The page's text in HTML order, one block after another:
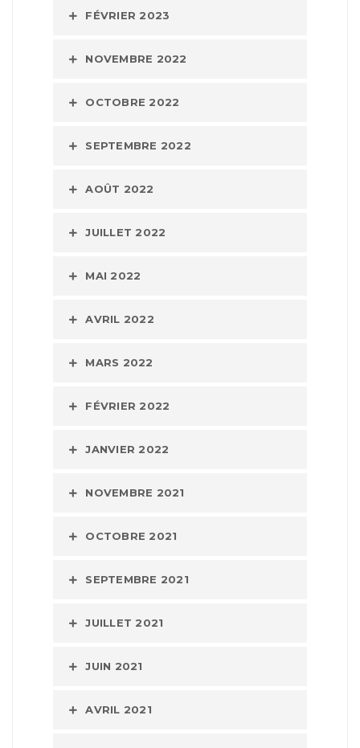
FÉVRIER 2023
NOVEMBRE 2022
OCTOBRE 2022
SEPTEMBRE 2022
AOÛT 2022
JUILLET 2022
MAI 2022
AVRIL 2022
MARS 2022
FÉVRIER 2022
JANVIER 2022
NOVEMBRE 2021
OCTOBRE 2021
SEPTEMBRE 2021
JUILLET 2021
JUIN 2021
AVRIL 2021